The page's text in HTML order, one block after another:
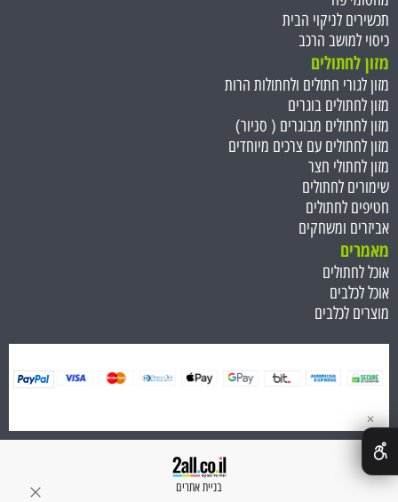
תכשירים לניקוי הבית
כיסוי למושב הרכב
מזון לחתולים
מזון לגורי חתולים ולחתולות הרות
מזון לחתולים בוגרים
מזון לחתולים מבוגרים ( סניור)
מזון לחתולים עם צרכים מיוחדים
מזון לחתולי חצר
שימורים לחתולים
חטיפים לחתולים
אביזרים ומשחקים
מאמרים
אוכל לחתולים
אוכל לכלבים
מוצרים לכלבים
בניית אתרים
✕